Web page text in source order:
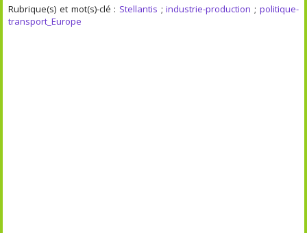
Rubrique(s) et mot(s)-clé : Stellantis ;industrie-production ; politique-
transport_Europe